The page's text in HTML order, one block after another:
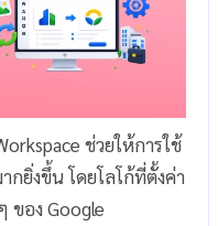
ช่วยให้การใช้
ยิ่งขึ้น โดยโลโก้ที่ตั้งค่า
ของ Google